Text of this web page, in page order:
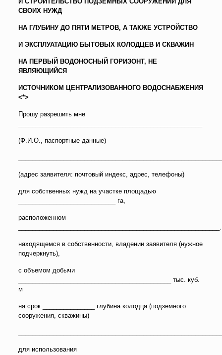
СВОИХ НУЖД
НА ГЛУБИНУ ДО ПЯТИ МЕТРОВ, А ТАКЖЕ УСТРОЙСТВО
И ЭКСПЛУАТАЦИЮ БЫТОВЫХ КОЛОДЦЕВ И СКВАЖИН
НА ПЕРВЫЙ ВОДОНОСНЫЙ ГОРИЗОНТ, НЕ
ЯВЛЯЮЩИЙСЯ
ИСТОЧНИКОМ ЦЕНТРАЛИЗОВАННОГО ВОДОСНАБЖЕНИЯ
<*>
Прошу разрешить мне
(Ф.И.О., паспортные данные)
(адрес заявителя: почтовый индекс, адрес, телефоны)
для собственных нужд на участке площадью
____________________________ га,
расположенном
__________________________________________________________,
находящемся в собственности, владении заявителя (нужное
подчеркнуть),
с объемом добычи
____________________________________________ тыс. куб.
м
на срок _______________ глубина колодца (подземного
сооружения, скважины)
для использования